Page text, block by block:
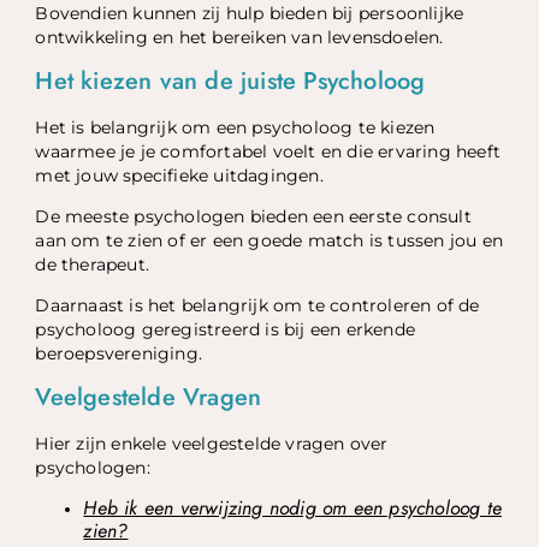
Bovendien kunnen zij hulp bieden bij persoonlijke
ontwikkeling en het bereiken van levensdoelen.
Het kiezen van de juiste Psycholoog
Het is belangrijk om een psycholoog te kiezen
waarmee je je comfortabel voelt en die ervaring heeft
met jouw specifieke uitdagingen.
De meeste psychologen bieden een eerste consult
aan om te zien of er een goede match is tussen jou en
de therapeut.
Daarnaast is het belangrijk om te controleren of de
psycholoog geregistreerd is bij een erkende
beroepsvereniging.
Veelgestelde Vragen
Hier zijn enkele veelgestelde vragen over
psychologen:
Heb ik een verwijzing nodig om een psycholoog te
zien?